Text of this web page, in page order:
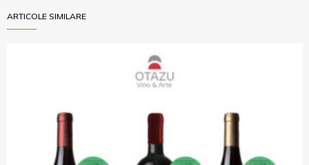
ARTICOLE SIMILARE